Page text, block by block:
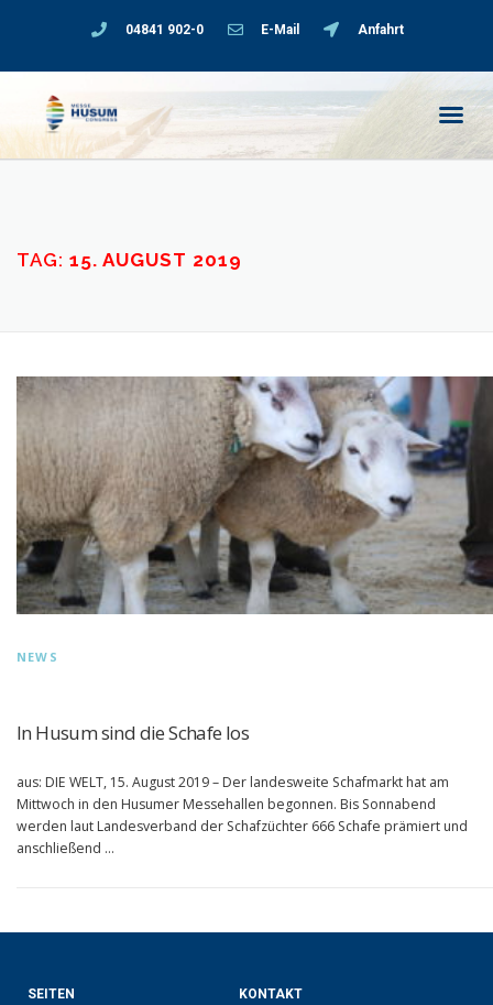
04841 902-0 E-Mail Anfahrt
TAG: 15. AUGUST 2019
NEWS
In Husum sind die Schafe los
aus: DIE WELT, 15. August 2019 – Der landesweite Schafmarkt hat am
Mittwoch in den Husumer Messehallen begonnen. Bis Sonnabend
werden laut Landesverband der Schafzüchter 666 Schafe prämiert und
anschließend …
SEITEN KONTAKT